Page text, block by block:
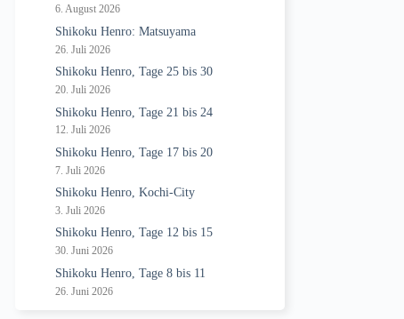
6. August 2026
Shikoku Henro: Matsuyama
26. Juli 2026
Shikoku Henro, Tage 25 bis 30
20. Juli 2026
Shikoku Henro, Tage 21 bis 24
12. Juli 2026
Shikoku Henro, Tage 17 bis 20
7. Juli 2026
Shikoku Henro, Kochi-City
3. Juli 2026
Shikoku Henro, Tage 12 bis 15
30. Juni 2026
Shikoku Henro, Tage 8 bis 11
26. Juni 2026